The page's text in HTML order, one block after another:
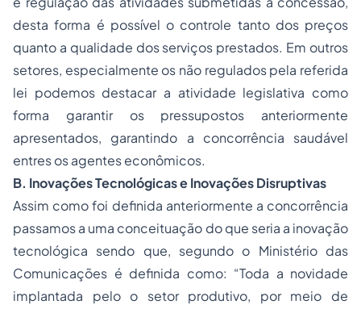
desta forma é possível o controle tanto dos preços
quanto a qualidade dos serviços prestados. Em outros
setores, especialmente os não regulados pela referida
lei podemos destacar a atividade legislativa como
forma garantir os pressupostos anteriormente
apresentados, garantindo a concorrência saudável
entres os agentes econômicos.
B. Inovações Tecnológicas e Inovações Disruptivas
Assim como foi definida anteriormente a concorrência
passamos a uma conceituação do que seria a inovação
tecnológica sendo que, segundo o Ministério das
Comunicações é definida como: “Toda a novidade
implantada pelo o setor produtivo, por meio de